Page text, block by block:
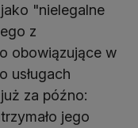
"nielegalne
z
obowiązujące w
usługach
za późno:
jego